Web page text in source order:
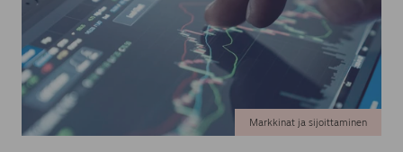
Markkinat ja sijoittaminen